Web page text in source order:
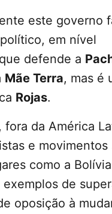
este governo
em nível
defende a
Mãe Terra, mas é
Rojas.
fora da América
e movimentos
como a
exemplos de
oposição à